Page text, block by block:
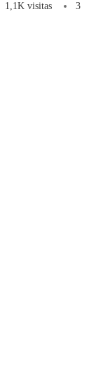
1,1K visitas
3